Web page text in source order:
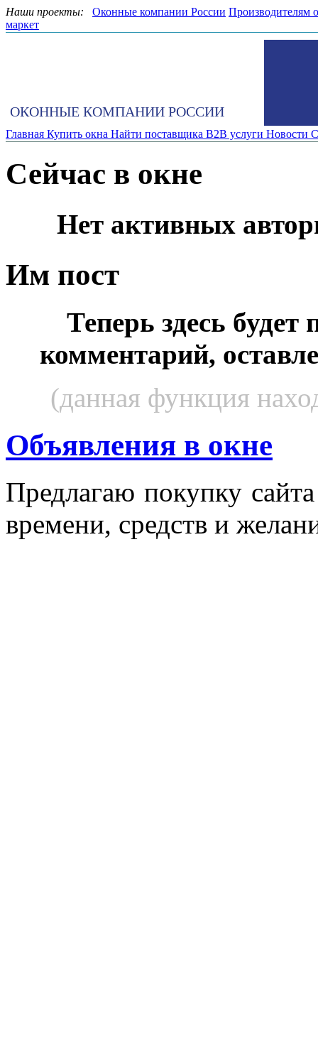
Наши проекты: Оконные компании России Производителям
маркет
ОКОННЫЕ КОМПАНИИ РОССИИ
Главная Купить окна Найти поставщика B2B услуги Новости
Сейчас в окне
Нет активных
Им пост
Теперь здесь будет
комментарий,
(данная функция
Объявления в окне
Пред­ла­гаю по­куп­ку
вре­мени, средств и